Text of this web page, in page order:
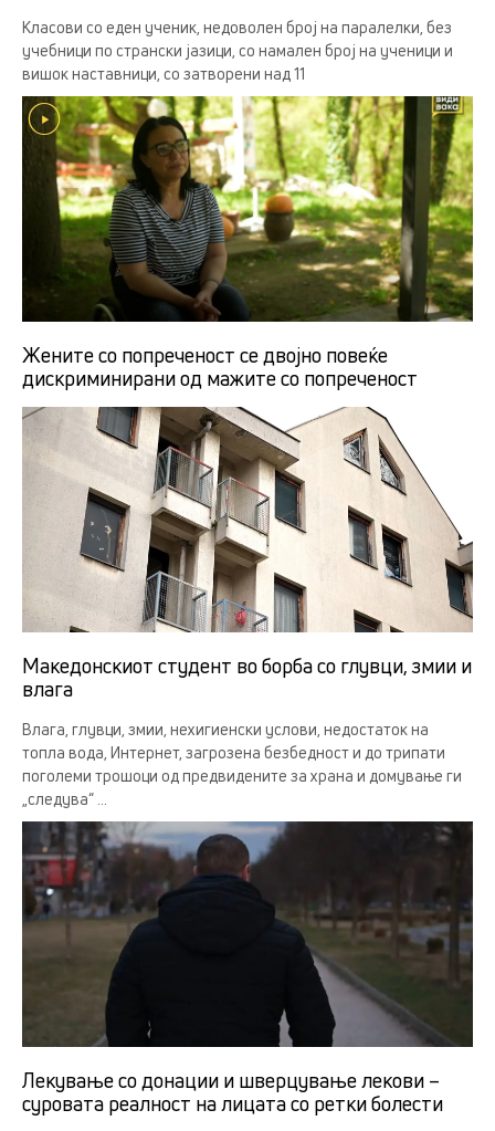
Класови со еден ученик, недоволен број на паралелки, без
учебници по странски јазици, со намален број на ученици и
вишок наставници, со затворени над 11
Жените со попреченост се двојно повеќе
дискриминирани од мажите со попреченост
Македонскиот студент во борба со глувци, змии и
влага
Влага, глувци, змии, нехигиенски услови, недостаток на
топла вода, Интернет, загрозена безбедност и до трипати
поголеми трошоци од предвидените за храна и домување ги
„следува“ ...
Лекување со донации и шверцување лекови –
суровата реалност на лицата со ретки болести